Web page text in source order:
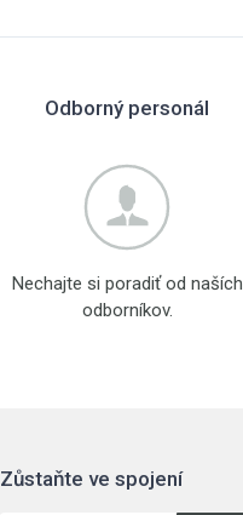
Odborný personál
Nechajte si poradiť od naších
odborníkov.
Zůstaňte ve spojení